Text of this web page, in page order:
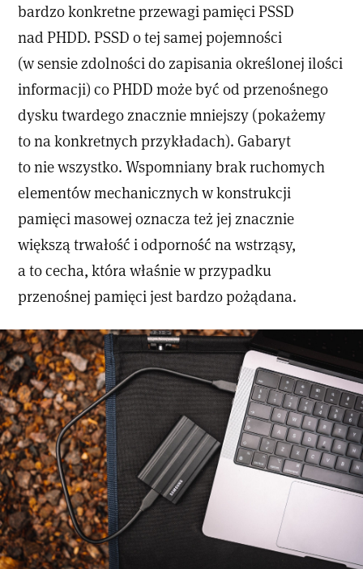
bardzo konkretne przewagi pamięci PSSD
nad PHDD. PSSD o tej samej pojemności
(w sensie zdolności do zapisania określonej ilości
informacji) co PHDD może być od przenośnego
dysku twardego znacznie mniejszy (pokażemy
to na konkretnych przykładach). Gabaryt
to nie wszystko. Wspomniany brak ruchomych
elementów mechanicznych w konstrukcji
pamięci masowej oznacza też jej znacznie
większą trwałość i odporność na wstrząsy,
a to cecha, która właśnie w przypadku
przenośnej pamięcijest bardzo pożądana.